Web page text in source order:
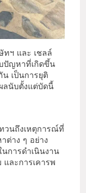
ทฯ และ เชลล์
ปัญหาที่เกิดขึ้น
เป็นการยุติ
ลนับตั้งแต่บัดนี้
วนถึงเหตุการณ์ที่
ต่าง ๆ อย่าง
การดำเนินงาน
ละการเคารพ